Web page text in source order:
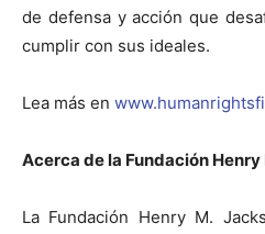
de defensa y acción que
cumplir con sus ideales.
Lea más en
Acerca de la Fundación
La Fundación Henry M.